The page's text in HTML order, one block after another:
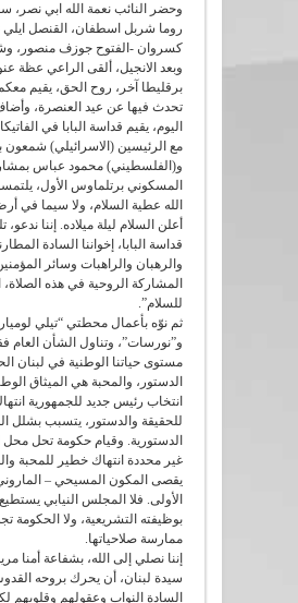
وحضر النائب نعمة الله ابي نصر،
روما شربل اسطفان، القنصل ايلي
كسروان -الفتوح جوزف منصور،
وبعد الانجيل، ألقى الراعي عظة
برقليطا آخر، روح الحق، يقيم معكم
تحدث فيها عن عيد العنصرة،
اليوم، يقيم قداسة البابا في
مع الرئيسين (الاسرائيلي) شمعون
و(الفلسطيني) محمود عباس
المسكوني برتلماوس الأول،
الله عطية السلام، ولا سيما في
أعلن السلام ليلة ميلاده. إننا ندعو،
قداسة البابا، إخواننا السادة
والرهبان والراهبات وسائر
المشاركة الروحية في هذه الصلاة،
للسلام”.
ثم نوّه بأعمال محطتي “تيلي
و”نورسات”، وتناول الشأن العام
مستوى حياتنا الوطنية في لبنان
الدستور، والمحبة هي الميثاق
انتخاب رئيس جديد للجمهورية
للحقيقة والدستور، يتسبب بشلل
الدستورية. وقيام حكومة تحل محل
غير محددة انتهاك خطير للمحبة
يقصى المكون المسيحي –
الأولى. فلا المجلس النيابي
بوظيفته التشريعية، ولا الحكومة
ممارسة صلاحياتها.
إننا نصلي إلى الله، بشفاعة أمنا
سيدة لبنان، أن يحرك بروحه
السادة النواب وعقولهم وقلوبهم